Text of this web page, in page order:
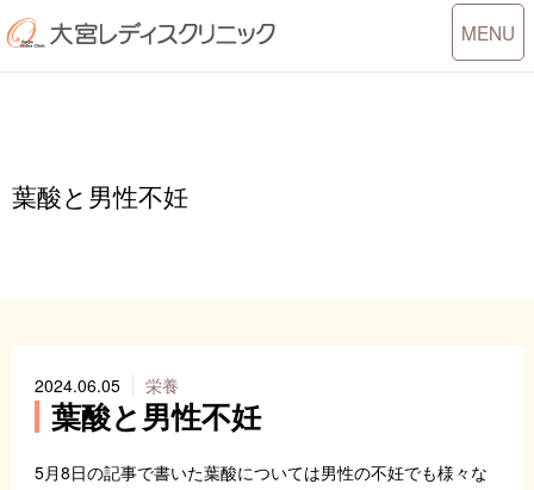
Toggle
MENU
葉酸と男性不妊
2024.06.05 栄養
葉酸と男性不妊
5月8日の記事で書いた葉酸については男性の不妊でも様々な